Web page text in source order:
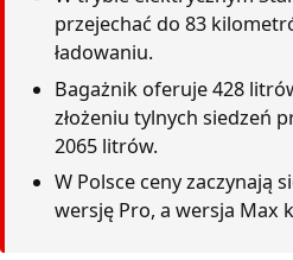
przejechać do 83
ładowaniu.
Bagażnik oferuje 428
złożeniu tylnych siedzeń
2065 litrów.
W Polsce ceny zaczynają
wersję Pro, a wersja Max